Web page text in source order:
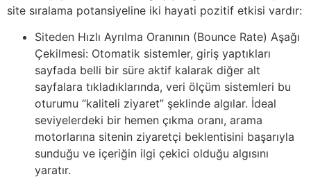
site sıralama potansiyeline iki hayati pozitif etkisi vardır:
Siteden Hızlı Ayrılma Oranının (Bounce Rate) Aşağı
Çekilmesi: Otomatik sistemler, giriş yaptıkları
sayfada belli bir süre aktif kalarak diğer alt
sayfalara tıkladıklarında, veri ölçüm sistemleri bu
oturumu “kaliteli ziyaret” şeklinde algılar. İdeal
seviyelerdeki bir hemen çıkma oranı, arama
motorlarına sitenin ziyaretçi beklentisini başarıyla
sunduğu ve içeriğin ilgi çekici olduğu algısını
yaratır.